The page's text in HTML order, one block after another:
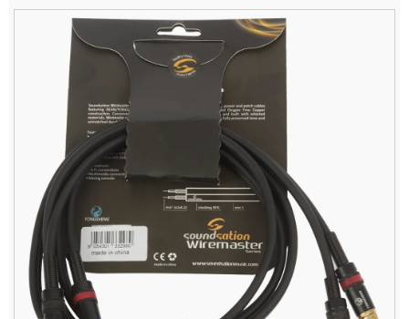
produktu
hviezdičiek.